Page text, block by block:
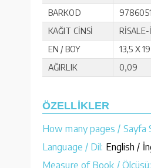
BARKOD
KAĞIT CİNSİ
EN / BOY
13,5 X
AĞIRLIK
0,09
ÖZELLİKLER
How many pages / Sayfa
Language / Dil: English /
Measure of Book / Ölçüsü: